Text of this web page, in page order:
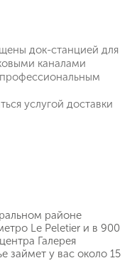
док-станцией для
каналами
услугой доставки
районе
Le Peletier и в 900
Галерея
займет у вас около 15